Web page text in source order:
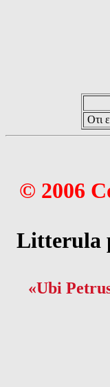
Οτι
© 2006
Litterula
«Ubi